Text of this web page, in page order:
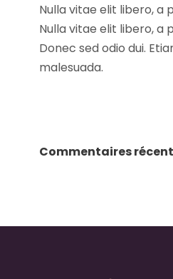
Nulla vitae elit libero, a
Nulla vitae elit libero, a
Donec sed odio dui.
malesuada.
Commentaires